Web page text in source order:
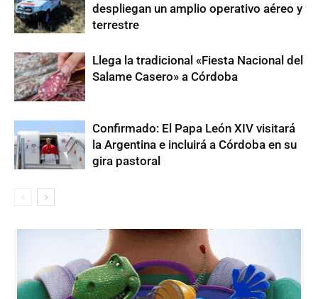
despliegan un amplio operativo aéreo y
terrestre
Llega la tradicional «Fiesta Nacional del
Salame Casero» a Córdoba
Confirmado: El Papa León XIV visitará
la Argentina e incluirá a Córdoba en su
gira pastoral